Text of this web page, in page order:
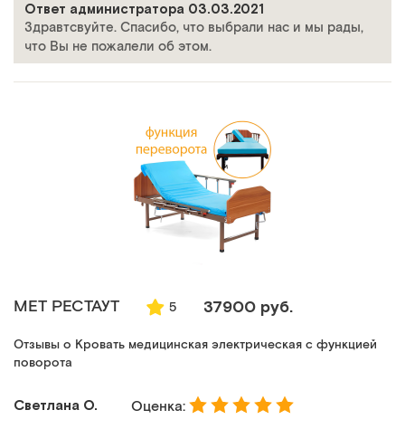
Ответ администратора 03.03.2021
Здравтсвуйте. Спасибо, что выбрали нас и мы рады,
что Вы не пожалели об этом.
MET РЕСТАУТ 5 37900 руб.
Отзывы о Кровать медицинская электрическая с функцией
поворота
Светлана О. Оценка: